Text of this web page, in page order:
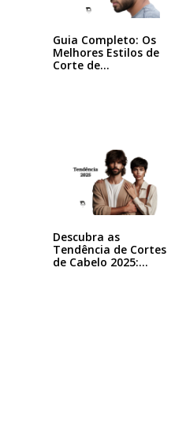
Guia Completo: Os
Melhores Estilos de
Corte de…
Descubra as
Tendência de Cortes
de Cabelo 2025:…